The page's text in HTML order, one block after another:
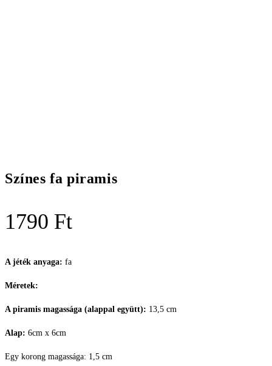
Színes fa piramis
1790 Ft
A jéték anyaga: fa
Méretek:
A piramis magassága (alappal együtt): 13,5 cm
Alap: 6cm x 6cm
Egy korong magassága: 1,5 cm